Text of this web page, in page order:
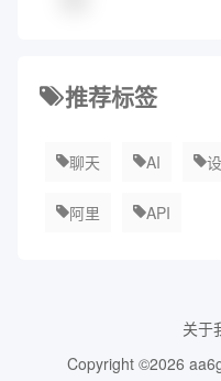
推荐标签
聊天 AI
阿里 API
关于
Copyright ©2026